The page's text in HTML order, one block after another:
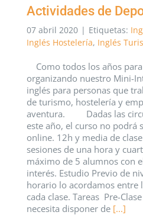
Actividades de
07 abril 2020 | Etiquetas:
Inglés Hostelería, Inglés
Como todos los años
organizando nuestro Mini-
inglés para personas que
de turismo, hostelería y
aventura. Dadas las
este año, el curso no podrá
online. 12h y media de
sesiones de una hora y
máximo de 5 alumnos con
interés. Estudio Previo de
horario lo acordamos entre
cada clase. Tareas Pre-
necesita disponer de [...]